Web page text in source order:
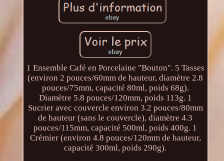
1 Ensemble Café en Porcelaine "Bouton". 5 Tasses
(environ 2 pouces/60mm de hauteur, diamètre 2.8
pouces/75mm, capacité 80ml, poids 68g).
Diamètre 5.8 pouces/120mm, poids 113g. 1
Sucrier avec couvercle environ 3.2 pouces/80mm
de hauteur (sans le couvercle), diamètre 4.3
pouces/115mm, capacité 500ml, poids 400g. 1
Crémier (environ 4.8 pouces/120mm de hauteur,
capacité 300ml, poids 290g).